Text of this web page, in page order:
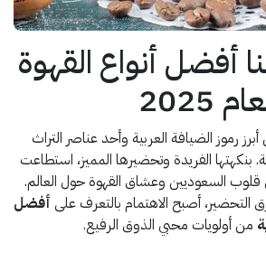
أفضل أنواع القهوة
رموز الضيافة العربية وأحد عناصر التراث
بنكهتها الفريدة وتحضيرها المميز، استطاعت
السعوديين وعشاق القهوة حول العالم.
التحضير، أصبح الاهتمام بالتعرف على أفضل
من أولويات محبي الذوق الرفيع.